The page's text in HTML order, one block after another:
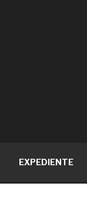
EXPEDIENTE